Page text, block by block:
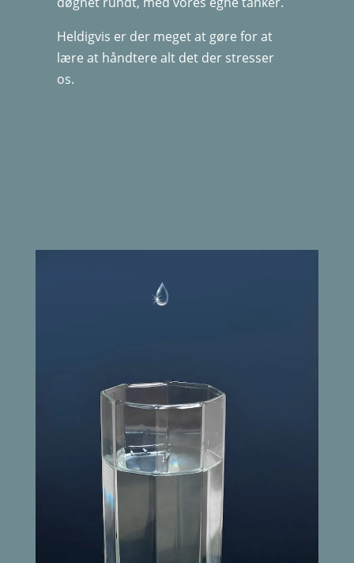
Heldigvis er der meget at gøre for at
lære at håndtere alt det der stresser
os.